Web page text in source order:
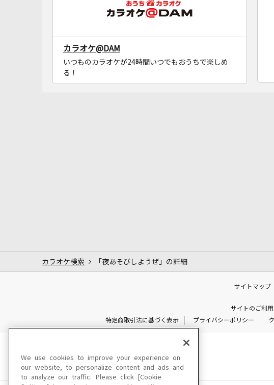
カラオケ@DAM
いつものカラオケが24時間いつでもおうちで楽しめ
る！
カラオケ検索 「夜あそびしようぜ」の詳細
サイトマップ
サイトのご利
特定商取引法に基づく表示
プライバシーポリシー
We use cookies to improve your experience on
our website, to personalize content and ads and
to analyze our traffic. Please click [Cookie